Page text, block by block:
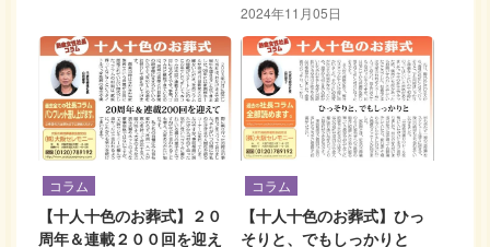
2024年11月05日
コラム
【十人十色のお葬式】２０
周年＆連載２００回を迎え
コラム
【十人十色のお葬式】ひっ
そりと、でもしっかりと